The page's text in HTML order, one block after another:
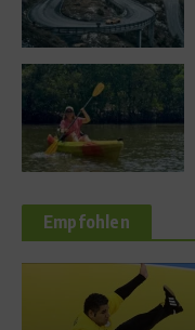
Empfohlen